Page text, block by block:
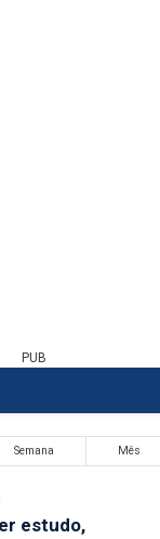
PUB
Semana Mês
estudo,